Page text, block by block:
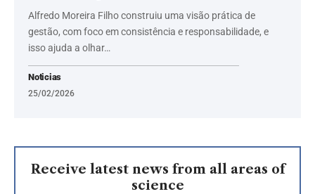
Alfredo Moreira Filho construiu uma visão prática de
gestão, com foco em consistência e responsabilidade, e
isso ajuda a olhar…
Noticias
25/02/2026
Receive latest news from all areas of
science